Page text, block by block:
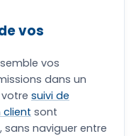
vos
vos
dans un
votre suivi de
client sont
naviguer entre